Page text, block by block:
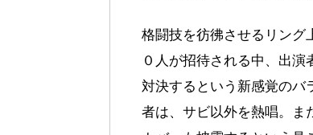
格闘技を彷彿させるリング
０人が招待される中、出
対決するという新感覚のバ
者は、サビ以外を熱唱。ま